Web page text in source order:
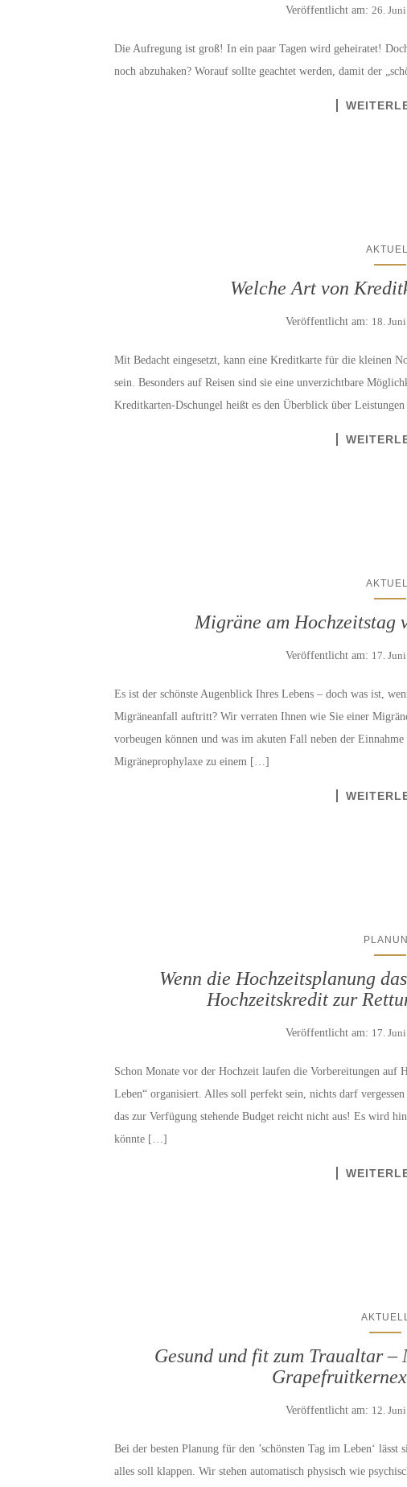
Veröffentlicht am: 26.
Die Aufregung ist groß! In ein paar Tagen wird geheiratet!
noch abzuhaken? Worauf sollte geachtet werden, damit der
Welche Art von
Veröffentlicht am: 18.
Mit Bedacht eingesetzt, kann eine Kreditkarte für die kleinen
sein. Besonders auf Reisen sind sie eine unverzichtbare
Kreditkarten-Dschungel heißt es den Überblick über
Migräne am Hochzeitstag
Veröffentlicht am: 17.
Es ist der schönste Augenblick Ihres Lebens – doch was ist,
Migräneanfall auftritt? Wir verraten Ihnen wie Sie einer
vorbeugen können und was im akuten Fall neben der
Migräneprophylaxe zu einem […]
Wenn die Hochzeitsplanung
Hochzeitskredit zur
Veröffentlicht am: 17.
Schon Monate vor der Hochzeit laufen die Vorbereitungen auf
Leben“ organisiert. Alles soll perfekt sein, nichts darf
das zur Verfügung stehende Budget reicht nicht aus! Es wird
könnte […]
Gesund und fit zum Traualtar
Veröffentlicht am: 12.
Bei der besten Planung für den ’schönsten Tag im Leben‘
alles soll klappen. Wir stehen automatisch physisch wie